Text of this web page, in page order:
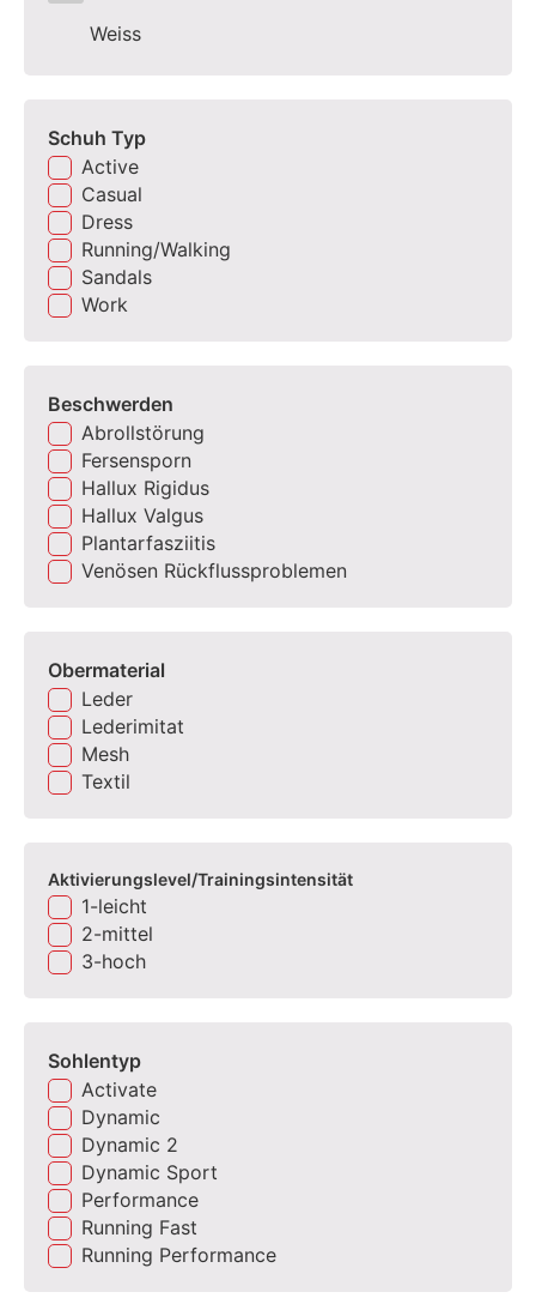
Weiss
Schuh Typ
Active
Casual
Dress
Running/Walking
Sandals
Work
Beschwerden
Abrollstörung
Fersensporn
Hallux Rigidus
Hallux Valgus
Plantarfasziitis
Venösen Rückflussproblemen
Obermaterial
Leder
Lederimitat
Mesh
Textil
Aktivierungslevel/Trainingsintensität
1-leicht
2-mittel
3-hoch
Sohlentyp
Activate
Dynamic
Dynamic 2
Dynamic Sport
Performance
Running Fast
Running Performance